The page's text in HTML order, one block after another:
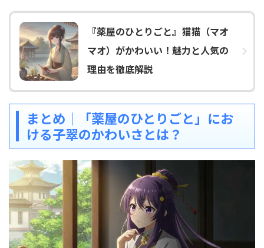
『薬屋のひとりごと』猫猫（マオ
マオ）がかわいい！魅力と人気の
理由を徹底解説
まとめ｜「薬屋のひとりごと」にお
ける子翠のかわいさとは？